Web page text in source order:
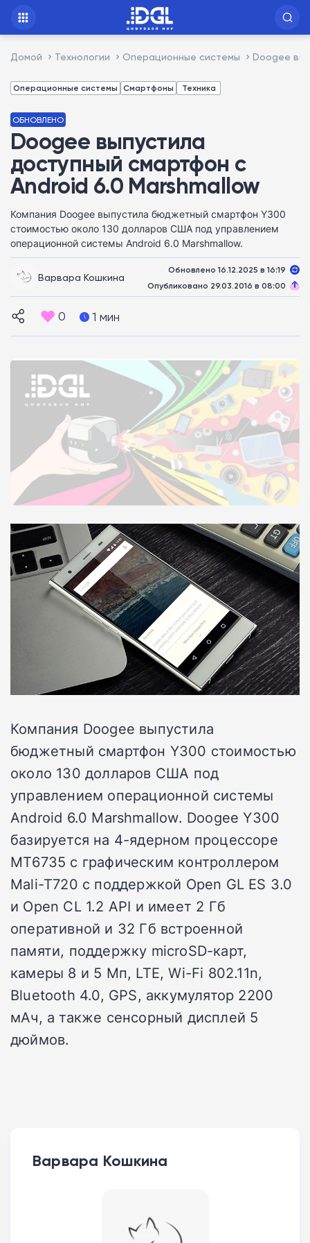
Домой Технологии Операционные системы Doogee
Операционные системы Смартфоны Техника
ОБНОВЛЕНО
Doogee выпустила
доступный смартфон с
Android 6.0 Marshmallow
Компания Doogee выпустила бюджетный смартфон Y300
стоимостью около 130 долларов США под управлением
операционной системы Android 6.0 Marshmallow.
Варвара Кошкина
Обновлено 16.12.2025 в 16:19
Опубликовано 29.03.2016 в 08:00
0 1 мин
Компания Doogee выпустила
бюджетный смартфон Y300 стоимостью
около 130 долларов США под
управлением операционной системы
Android 6.0 Marshmallow. Doogee Y300
базируется на 4-ядерном процессоре
MT6735 с графическим контроллером
Mali-T720 с поддержкой Open GL ES 3.0
и Open CL 1.2 API и имеет 2 Гб
оперативной и 32 Гб встроенной
памяти, поддержку microSD-карт,
камеры 8 и 5 Мп, LTE, Wi-Fi 802.11n,
Bluetooth 4.0, GPS, аккумулятор 2200
мАч, а также сенсорный дисплей 5
дюймов.
Варвара Кошкина